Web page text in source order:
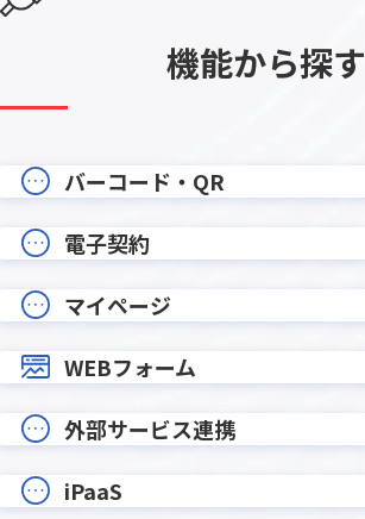
機能から探す
バーコード・QR
電子契約
マイページ
WEBフォーム
外部サービス連携
iPaaS